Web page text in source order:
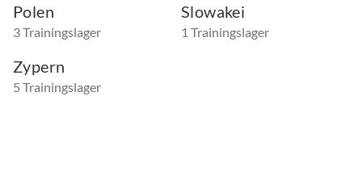
Polen
3 Trainingslager
Slowakei
1 Trainingslager
Zypern
5 Trainingslager